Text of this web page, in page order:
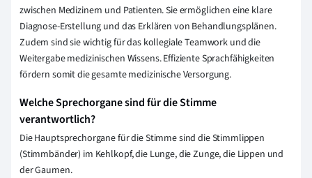
zwischen Medizinern und Patienten. Sie ermöglichen eine klare
Diagnose-Erstellung und das Erklären von Behandlungsplänen.
Zudem sind sie wichtig für das kollegiale Teamwork und die
Weitergabe medizinischen Wissens. Effiziente Sprachfähigkeiten
fördern somit die gesamte medizinische Versorgung.
Welche Sprechorgane sind für die Stimme
verantwortlich?
Die Hauptsprechorgane für die Stimme sind die Stimmlippen
(Stimmbänder) im Kehlkopf, die Lunge, die Zunge, die Lippen und
der Gaumen.